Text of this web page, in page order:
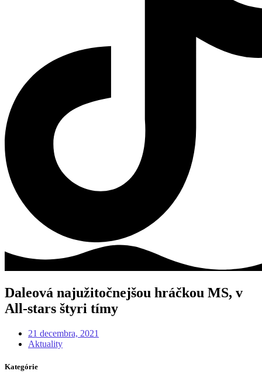
Daleová najužitočnejšou hráčkou MS, v
All-stars štyri tímy
21 decembra, 2021
Aktuality
Kategórie